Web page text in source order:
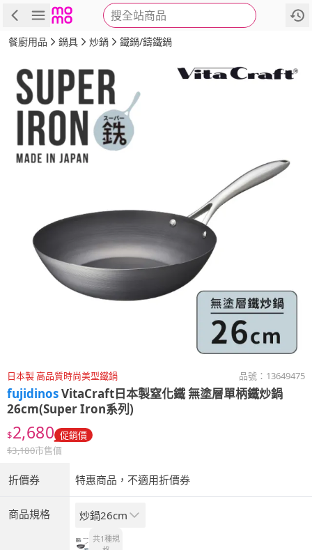
搜全站商品
商品 評價 詳情
餐廚用品 鍋具 炒鍋 鐵鍋/鑄鐵鍋
日本製 高品質時尚美型鐵鍋 品號： 13649475
fujidinosVitaCraft日本製窒化鐵 無塗層單柄鐵炒鍋
26cm(Super Iron系列)
$2,680 促銷價
$3,180市售價
折價券 特惠商品，不適用折價券
商品規格 炒鍋26cm
共1種規